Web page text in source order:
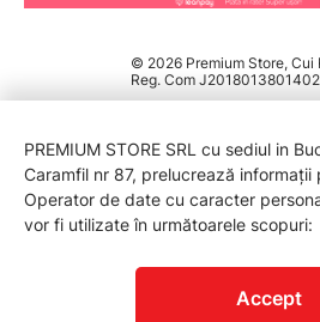
© 2026 Premium Store, Cui
Reg. Com
PREMIUM STORE SRL cu sediul in
Caramfil nr 87, prelucrează
Operator de date cu caracter
vor fi utilizate în următoarele scopuri:
Accept